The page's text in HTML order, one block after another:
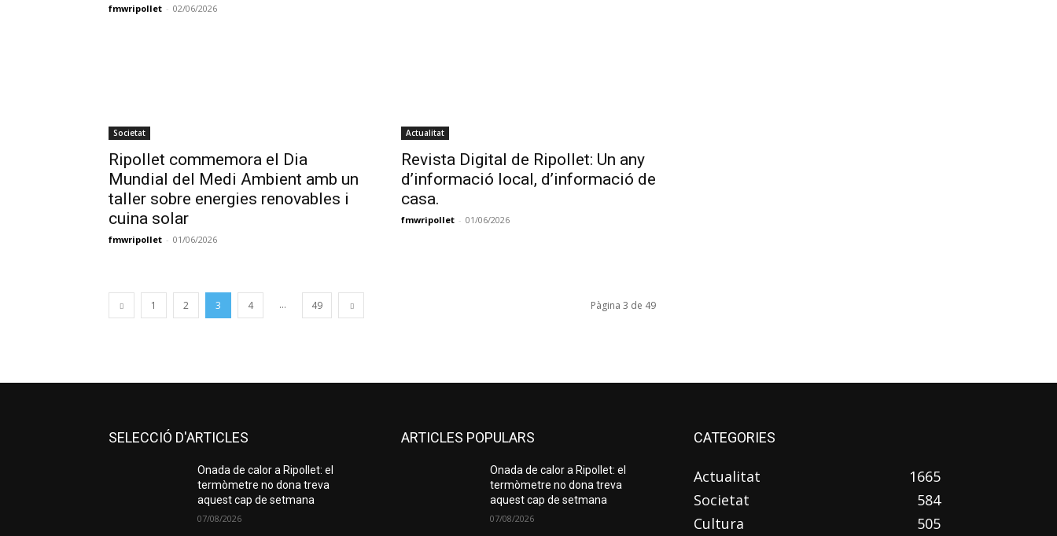
fmwripollet - 02/06/2026
Societat
Ripollet commemora el Dia
Mundial del Medi Ambient amb un
taller sobre energies renovables i
cuina solar
fmwripollet - 01/06/2026
Actualitat
Revista Digital de Ripollet: Un any
d’informació local, d’informació de
casa.
fmwripollet - 01/06/2026
1 2 3 4 ... 49 Pàgina 3 de 49
SELECCIÓ D'ARTICLES
Onada de calor a Ripollet: el
termòmetre no dona treva
aquest cap de setmana
07/08/2026
ARTICLES POPULARS
Onada de calor a Ripollet: el
termòmetre no dona treva
aquest cap de setmana
07/08/2026
CATEGORIES
Actualitat
1665
Societat
584
Cultura
505